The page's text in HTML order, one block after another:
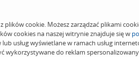
cookie. Możesz zarządzać plikami
cookies na naszej witrynie znajduje się w
usług wyświetlane w ramach usług
wykorzystywane do reklam